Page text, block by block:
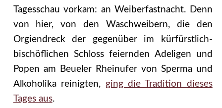
Tagesschau vorkam: an Weiberfastnacht. Denn
von hier, von den Waschweibern, die den
Orgiendreck der gegenüber im kürfürstlich-
bischöflichen Schloss feiernden Adeligen und
Popen am Beueler Rheinufer von Sperma und
Alkoholika reinigten, ging die Tradition dieses
Tages aus.